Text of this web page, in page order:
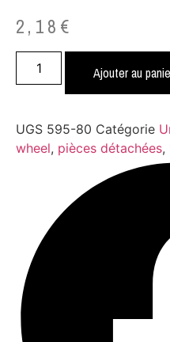
2,18 €
quantité
Balancer
adhesive),
grey
Ajouter au
UGS 595-80 Catégorie
wheel, pièces détachées,